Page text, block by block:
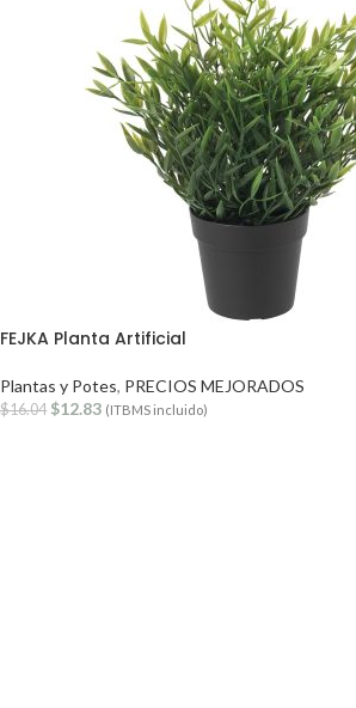
FEJKA Planta Artificial
Plantas y Potes, PRECIOS MEJORADOS
$16.04 $12.83 (ITBMS incluido)